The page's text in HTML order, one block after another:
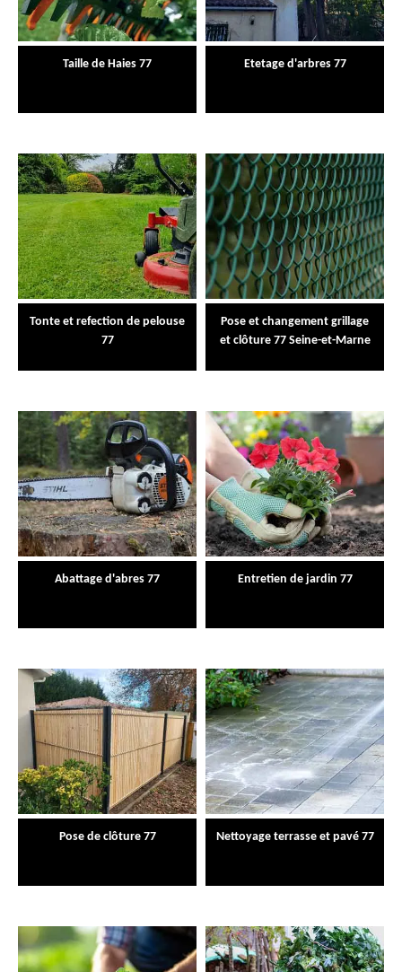
Taille de Haies 77 Etetage d'arbres 77
Tonte et refection de pelouse
77
Pose et changement grillage
et clôture 77 Seine-et-Marne
Abattage d'abres 77 Entretien de jardin 77
Pose de clôture 77 Nettoyage terrasse et pavé 77